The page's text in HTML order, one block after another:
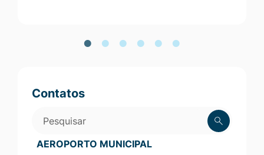
Contatos
Pesquisar
AEROPORTO MUNICIPAL